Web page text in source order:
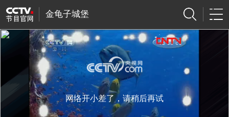
金龟子城堡
网络开小差了，请稍后再试